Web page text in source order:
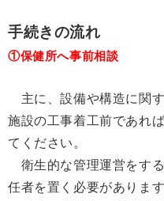
手続きの流れ
①保健所へ事前相談
主に、設備や構造に関す
施設の工事着工前であれ
てください。
衛生的な管理運営をす
任者を置く必要があります